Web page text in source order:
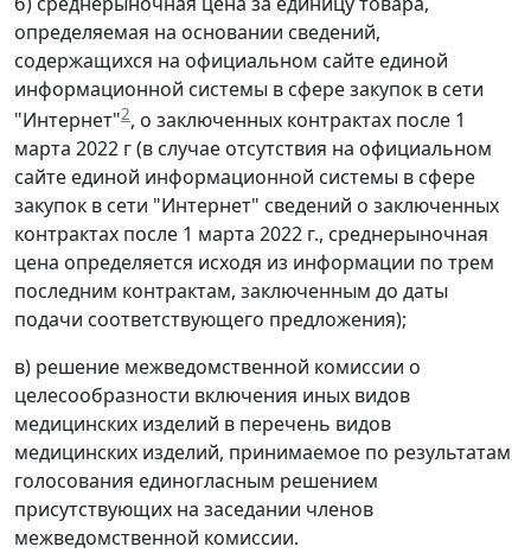
определяемая на основании сведений,
содержащихся на официальном сайте единой
информационной системы в сфере закупок в сети
"Интернет"2, о заключенных контрактах после 1
марта 2022 г (в случае отсутствия на официальном
сайте единой информационной системы в сфере
закупок в сети "Интернет" сведений о заключенных
контрактах после 1 марта 2022 г., среднерыночная
цена определяется исходя из информации по трем
последним контрактам, заключенным до даты
подачи соответствующего предложения);
в) решение межведомственной комиссии о
целесообразности включения иных видов
медицинских изделий в перечень видов
медицинских изделий, принимаемое по результатам
голосования единогласным решением
присутствующих на заседании членов
межведомственной комиссии.